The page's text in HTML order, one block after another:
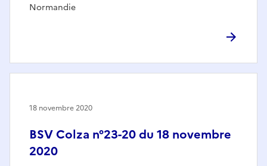
Normandie
BSV Colza n°23-20 du 18 novembre
2020
18 novembre 2020